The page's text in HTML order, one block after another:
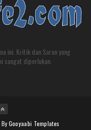
ini. Kritik dan Saran yang
sangat diperlukan.
Gooyaabi Templates